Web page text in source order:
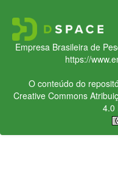
Empresa Brasileira de
https://
O conteúdo do
Creative Commons
4.0